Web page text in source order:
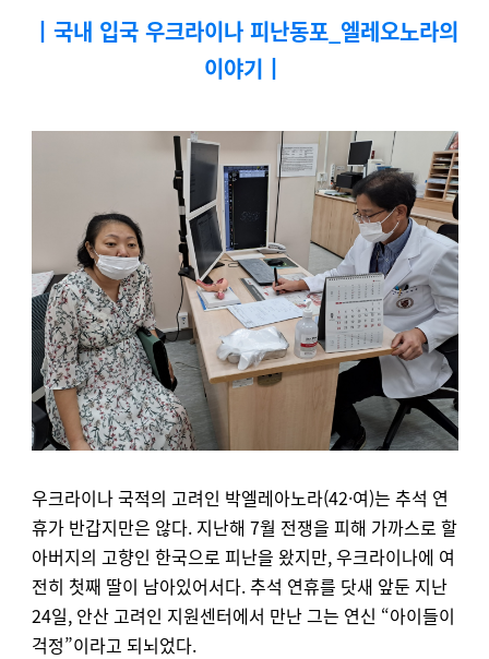
┃ 국내 입국 우크라이나 피난동포_ 엘레오노라의
이야기┃
우크라이나 국적의 고려인 박엘레아노라(42·여)는 추석 연
휴가 반갑지만은 않다. 지난해 7월 전쟁을 피해 가까스로 할
아버지의 고향인 한국으로 피난을 왔지만, 우크라이나에 여
전히 첫째 딸이 남아있어서다. 추석 연휴를 닷새 앞둔 지난
24일, 안산 고려인 지원센터에서 만난 그는 연신 “아이들이
걱정”이라고 되뇌었다.